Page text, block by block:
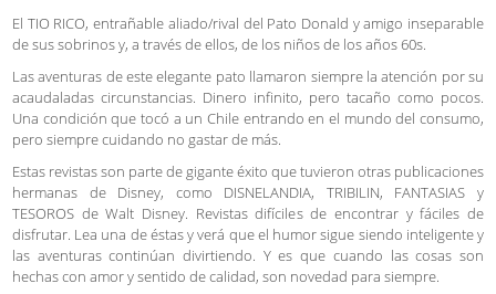
El TIO RICO, entrañable aliado/rival del Pato Donald y amigo inseparable
de sus sobrinos y, a través de ellos, de los niños de los años 60s.
Las aventuras de este elegante pato llamaron siempre la atención por su
acaudaladas circunstancias. Dinero infinito, pero tacaño como pocos.
Una condición que tocó a un Chile entrando en el mundo del consumo,
pero siempre cuidando no gastar de más.
Estas revistas son parte de gigante éxito que tuvieron otras publicaciones
hermanas de Disney, como DISNELANDIA, TRIBILIN, FANTASIAS y
TESOROS de Walt Disney. Revistas difíciles de encontrar y fáciles de
disfrutar. Lea una de éstas y verá que el humor sigue siendo inteligente y
las aventuras continúan divirtiendo. Y es que cuando las cosas son
hechas con amor y sentido de calidad, son novedad para siempre.